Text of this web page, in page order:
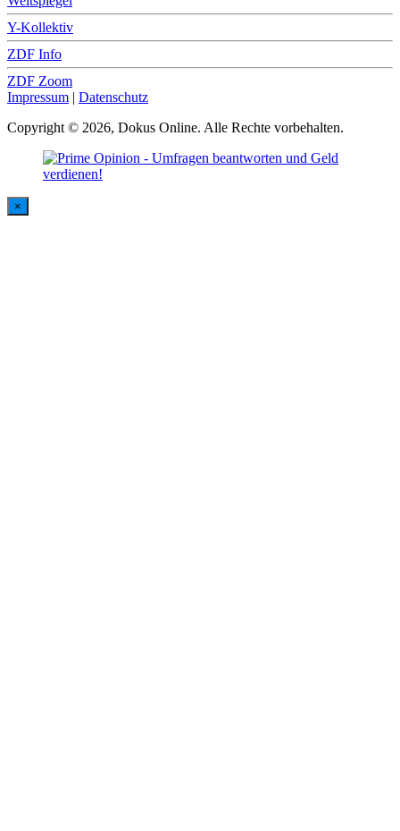
Y-Kollektiv
ZDF Info
ZDF Zoom
Impressum | Datenschutz
Copyright © 2026, Dokus Online. Alle Rechte vorbehalten.
×